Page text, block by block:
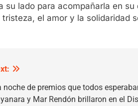
lado para acompañarla en su
el amor y la solidaridad
noche de premios que todos
y Mar Rendón brillaron en el